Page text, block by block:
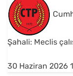
Şahali: Meclis
30 Haziran 2026